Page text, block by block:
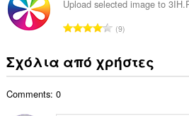
ω
:ή
ε
ω
θ
μ
ο
ο
γ
ο
ο
α
θ
Upload selected image to
Σ
ν
ο
β
9
Σχόλια από χρήστες
Comments: 0